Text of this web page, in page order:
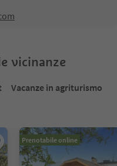
vicinanze
Vacanze in agriturismo
Prenotabile online